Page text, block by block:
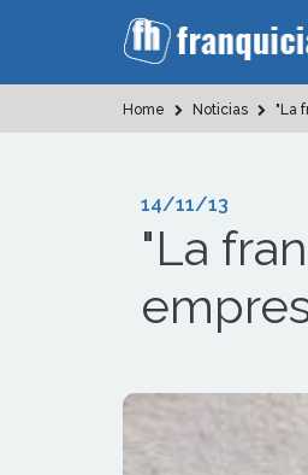
Home Noticias "La
14/11/13
"La